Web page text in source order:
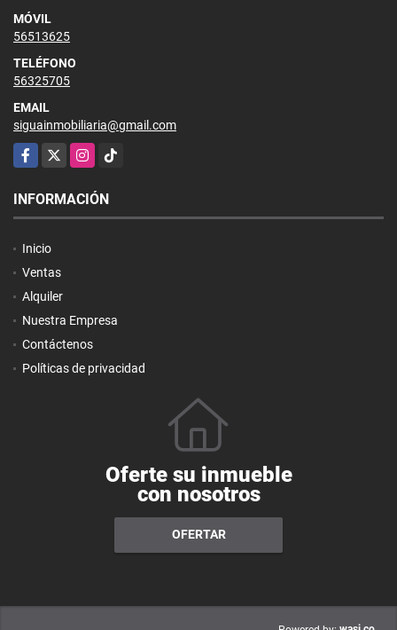
MÓVIL
56513625
TELÉFONO
56325705
EMAIL
siguainmobiliaria@gmail.com
Facebook
X Instagram
TikTok
INFORMACIÓN
Inicio
Ventas
Alquiler
Nuestra Empresa
Contáctenos
Políticas de privacidad
Oferte su inmueble
con nosotros
OFERTAR